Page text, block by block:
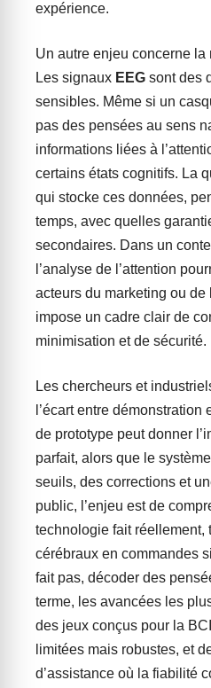
expérience.
Un autre enjeu concerne la
Les signaux EEG sont des
sensibles. Même si un
pas des pensées au sens
informations liées à
certains états cognitifs. La
qui stocke ces données,
temps, avec quelles
secondaires. Dans un
l’analyse de l’attention
acteurs du marketing ou
impose un cadre clair de
minimisation et de sécurité.
Les chercheurs et
l’écart entre
de prototype peut donner
parfait, alors que le
seuils, des corrections et
public, l’enjeu est de
technologie fait réellement,
cérébraux en commandes
fait pas, décoder des
terme, les avancées les
des jeux conçus pour la
limitées mais robustes, et
d’assistance où la fiabilité